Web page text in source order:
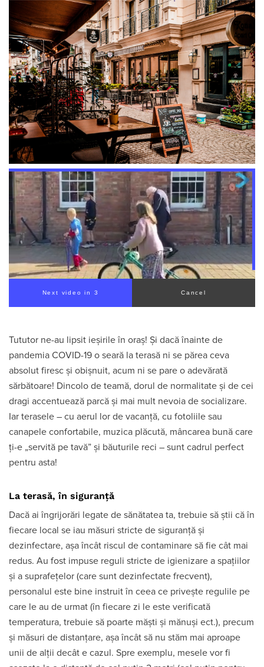
Next video in 1 Cancel
Tututor ne-au lipsit ieșirile în oraș! Și dacă înainte de
pandemia COVID-19 o seară la terasă ni se părea ceva
absolut firesc și obișnuit, acum ni se pare o adevărată
sărbătoare! Dincolo de teamă, dorul de normalitate și de cei
dragi accentuează parcă și mai mult nevoia de socializare.
Iar terasele – cu aerul lor de vacanță, cu fotoliile sau
canapele confortabile, muzica plăcută, mâncarea bună care
ți-e „servită pe tavă” și băuturile reci – sunt cadrul perfect
pentru asta!
La terasă, în siguranță
Dacă ai îngrijorări legate de sănătatea ta, trebuie să știi că în
fiecare local se iau măsuri stricte de siguranță și
dezinfectare, așa încât riscul de contaminare să fie cât mai
redus. Au fost impuse reguli stricte de igienizare a spațiilor
și a suprafețelor (care sunt dezinfectate frecvent),
personalul este bine instruit în ceea ce privește regulile pe
care le au de urmat (în fiecare zi le este verificată
temperatura, trebuie să poarte măști și mănuși ect.), precum
și măsuri de distanțare, așa încât să nu stăm mai aproape
unii de alții decât e cazul. Spre exemplu, mesele vor fi